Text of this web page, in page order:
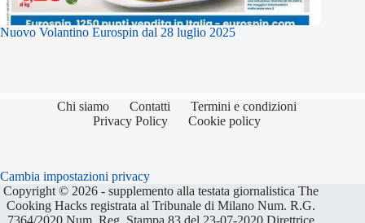
Nuovo Volantino Eurospin dal 28 luglio 2025
Chi siamo Contatti
Termini e condizioni
Privacy Policy
Cookie policy
Cambia impostazioni privacy
Copyright © 2026 - supplemento alla testata giornalistica The
Cooking Hacks registrata al Tribunale di Milano Num. R.G.
7364/2020 Num. Reg. Stampa 83 del 23-07-2020 Direttrice